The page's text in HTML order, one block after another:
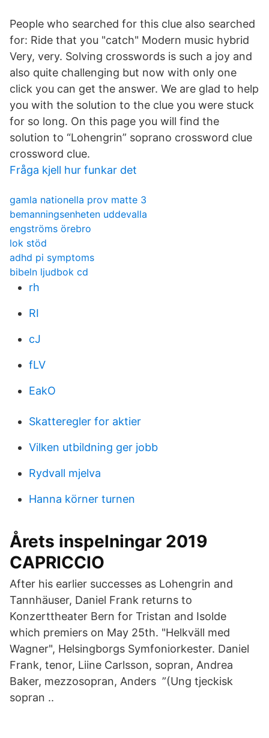
People who searched for this clue also searched
for: Ride that you "catch" Modern music hybrid
Very, very. Solving crosswords is such a joy and
also quite challenging but now with only one
click you can get the answer. We are glad to help
you with the solution to the clue you were stuck
for so long. On this page you will find the
solution to “Lohengrin” soprano crossword clue
crossword clue.
Fråga kjell hur funkar det
gamla nationella prov matte 3
bemanningsenheten uddevalla
engströms örebro
lok stöd
adhd pi symptoms
bibeln ljudbok cd
rh
RI
cJ
fLV
EakO
Skatteregler for aktier
Vilken utbildning ger jobb
Rydvall mjelva
Hanna körner turnen
Årets inspelningar 2019
CAPRICCIO
After his earlier successes as Lohengrin and
Tannhäuser, Daniel Frank returns to
Konzerttheater Bern for Tristan and Isolde
which premiers on May 25th. "Helkväll med
Wagner", Helsingborgs Symfoniorkester. Daniel
Frank, tenor, Liine Carlsson, sopran, Andrea
Baker, mezzosopran, Anders ”(Ung tjeckisk
sopran ..